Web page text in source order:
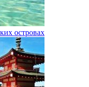
островах